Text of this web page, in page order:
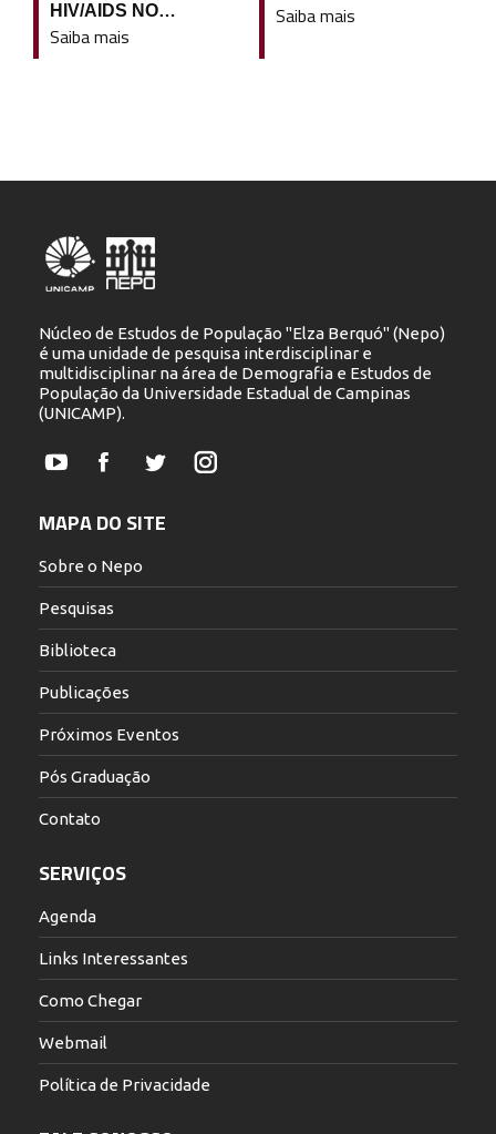
HIV/AIDS NO…
Saiba mais
Saiba mais
Núcleo de Estudos de População "Elza Berquó" (Nepo)
é uma unidade de pesquisa interdisciplinar e
multidisciplinar na área de Demografia e Estudos de
População da Universidade Estadual de Campinas
(UNICAMP).
YouTubeFacebookTwitterInstagram
MAPA DO SITE
Sobre o Nepo
Pesquisas
Biblioteca
Publicações
Próximos Eventos
Pós Graduação
Contato
SERVIÇOS
Agenda
Links Interessantes
Como Chegar
Webmail
Política de Privacidade